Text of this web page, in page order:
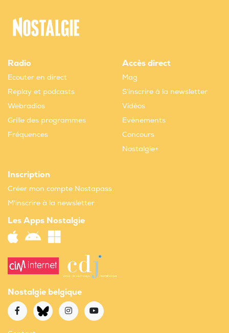
Radio
Ecouter en direct
Replay et podcasts
Webradios
Grille des programmes
Fréquences
Accès direct
Mag
S'inscrire à la newsletter
Vidéos
Evènements
Concours
Nostalgie+
Inscription
Créer mon compte Nostapass
M'inscrire à la newsletter
Les Apps Nostalgie
Nostalgie belgique